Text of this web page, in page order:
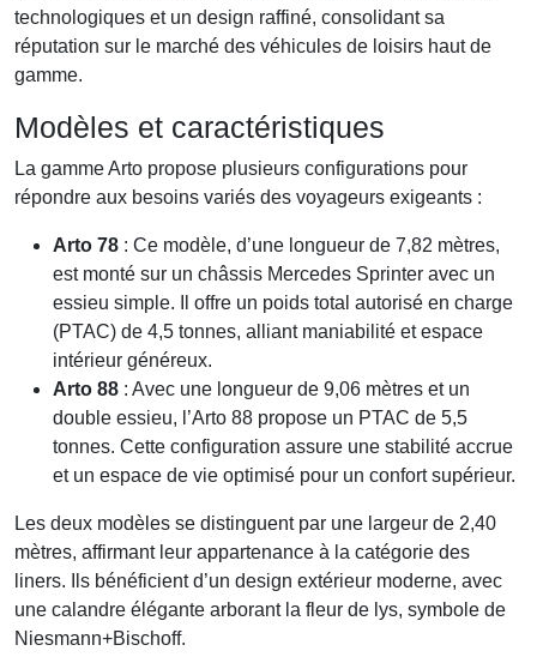
technologiques et un design raffiné, consolidant sa
réputation sur le marché des véhicules de loisirs haut de
gamme.
Modèles et caractéristiques
La gamme Arto propose plusieurs configurations pour
répondre aux besoins variés des voyageurs exigeants :
Arto 78 : Ce modèle, d’une longueur de 7,82 mètres,
est monté sur un châssis Mercedes Sprinter avec un
essieu simple. Il offre un poids total autorisé en charge
(PTAC) de 4,5 tonnes, alliant maniabilité et espace
intérieur généreux.
Arto 88 : Avec une longueur de 9,06 mètres et un
double essieu, l’Arto 88 propose un PTAC de 5,5
tonnes. Cette configuration assure une stabilité accrue
et un espace de vie optimisé pour un confort supérieur.
Les deux modèles se distinguent par une largeur de 2,40
mètres, affirmant leur appartenance à la catégorie des
liners. Ils bénéficient d’un design extérieur moderne, avec
une calandre élégante arborant la fleur de lys, symbole de
Niesmann+Bischoff.